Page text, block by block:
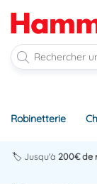
Robinetterie
🏷️ Jusqu'à 200€ de